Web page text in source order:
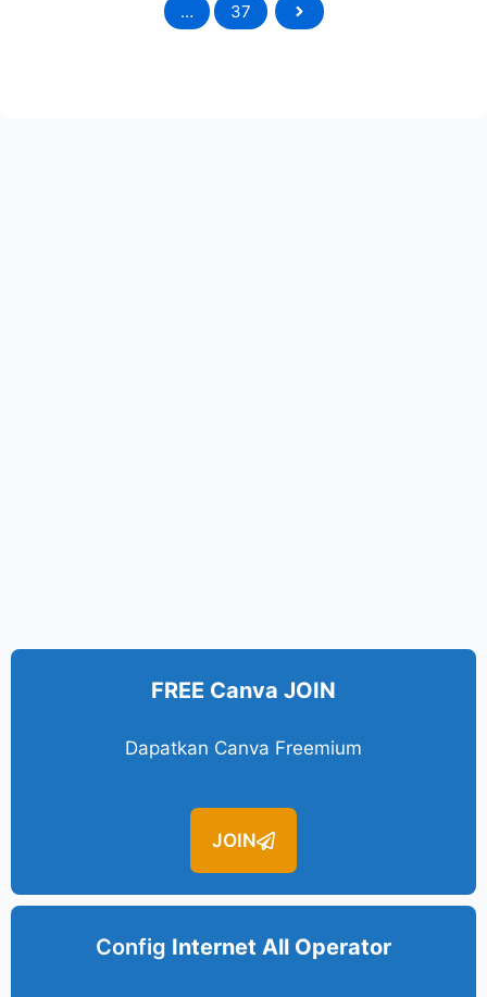
…
37
FREE Canva JOIN
Dapatkan Canva Freemium
JOIN
Config Internet All Operator